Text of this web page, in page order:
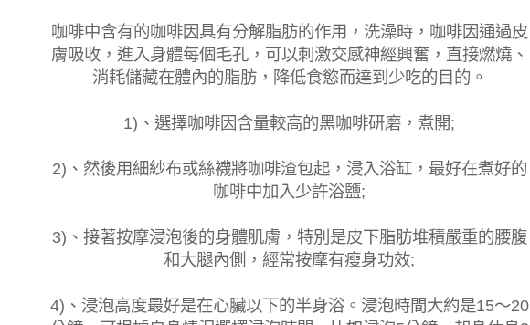
咖啡中含有的咖啡因具有分解脂肪的作用，洗澡時，咖啡因通過皮
膚吸收，進入身體每個毛孔，可以刺激交感神經興奮，直接燃燒、
消耗儲藏在體內的脂肪，降低食慾而達到少吃的目的。
1)、選擇咖啡因含量較高的黑咖啡研磨，煮開;
2)、然後用細紗布或絲襪將咖啡渣包起，浸入浴缸，最好在煮好的
咖啡中加入少許浴鹽;
3)、接著按摩浸泡後的身體肌膚，特別是皮下脂肪堆積嚴重的腰腹
和大腿內側，經常按摩有瘦身功效;
4)、浸泡高度最好是在心臟以下的半身浴。浸泡時間大約是15～20